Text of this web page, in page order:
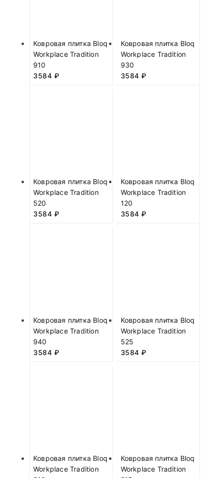
Ковровая плитка Bloq
Workplace Tradition
910
3584 ₽
Ковровая плитка Bloq
Workplace Tradition
930
3584 ₽
Ковровая плитка Bloq
Workplace Tradition
520
3584 ₽
Ковровая плитка Bloq
Workplace Tradition
120
3584 ₽
Ковровая плитка Bloq
Workplace Tradition
940
3584 ₽
Ковровая плитка Bloq
Workplace Tradition
525
3584 ₽
Ковровая плитка Bloq
Workplace Tradition
Ковровая плитка Bloq
Workplace Tradition